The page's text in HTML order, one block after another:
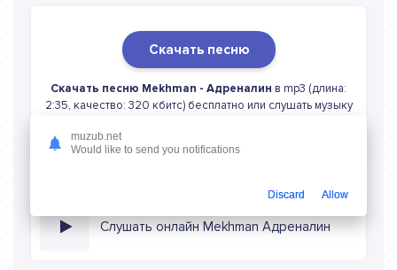
Скачать песню
Скачать песню Mekhman - Адреналин в mp3 (длина:
2:35, качество: 320 кбитс) бесплатно или слушать музыку
Слушать онлайн Mekhman Адреналин
muzub.net
Would like to send you notifications
Discard Allow